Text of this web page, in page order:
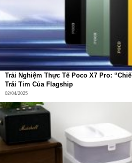
Hỗ trợ gọi thoại Bluetooth
Một tính năng hữu ích là
nhận, từ chối cuộc gọi ngay trên
chạm đến điện thoại.
Tích hợpmicro kép + công
thu âm trong phạm vi khoảng 80
như lái xe, tập luyện, hoặc khi
Tính năng này càng làm cho
tế và tiện lợi trong cuộc sống hàng
Sức khỏe toàn diện
Trải Nghiệm Thực Tế Poco X7 Pro:
Trái Tim Của Flagship
02/04/2025